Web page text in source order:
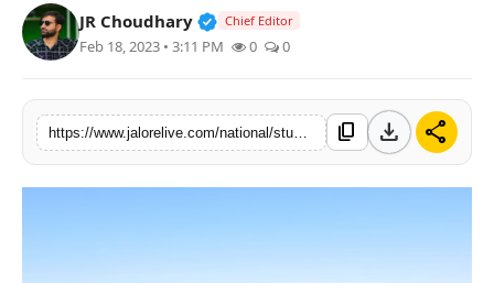
विशेष JR Choudhary Verified Public Figure • 30 Mar,
Chief Editor
Feb 18, 2023 • 3:11 PM 0 0
content_copy download share